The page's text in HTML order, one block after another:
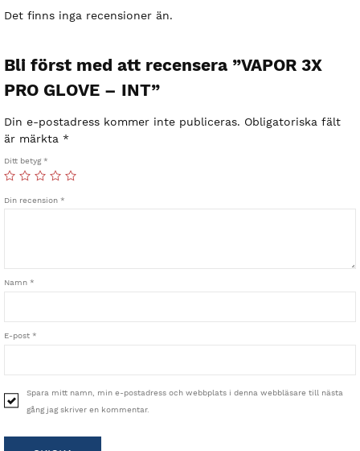
Det finns inga recensioner än.
Bli först med att recensera ”VAPOR 3X
PRO GLOVE – INT”
Din e-postadress kommer inte publiceras. Obligatoriska fält
är märkta*
Ditt betyg*
Din recension*
Namn*
E-post*
Spara mitt namn, min e-postadress och webbplats i denna webbläsare till nästa
gång jag skriver en kommentar.